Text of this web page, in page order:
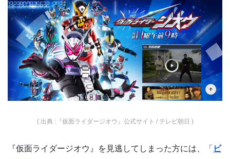
( 出典 :『仮面ライダージオウ』公式サイト / テレビ朝日 )
『仮面ライダージオウ』を見逃してしまった方には、「 ビ